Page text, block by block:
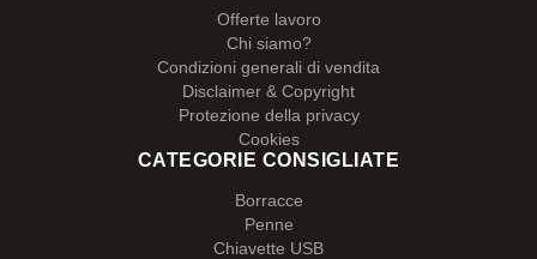
Offerte lavoro
Chi siamo?
Condizioni generali di vendita
Disclaimer & Copyright
Protezione della privacy
Cookies
CATEGORIE CONSIGLIATE
Borracce
Penne
Chiavette USB